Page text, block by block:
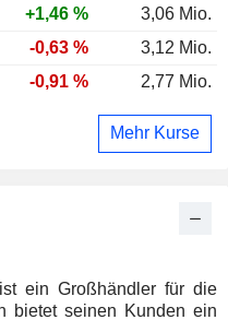
ein Großhändler für die
bietet seinen Kunden ein
+1,46 %
3,06 Mio.
-0,63 %
3,12 Mio.
-0,91 % 2,77 Mio.
Mehr Kurse